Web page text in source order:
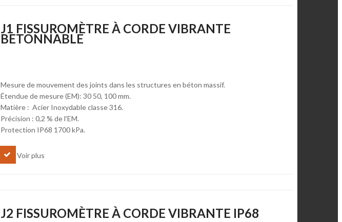
J1 FISSUROMÈTRE À CORDE VIBRANTE
BETONNABLE
Mesure de mouvement des joints dans les structures en béton massif.
Étendue de mesure (EM): 30 50, 100 mm.
Matière : Acier Inoxydable classe 316.
Précision : 0,2 % de l'EM.
Protection IP68 1700 kPa.
Voir plus
J2 FISSUROMÈTRE À CORDE VIBRANTE IP68